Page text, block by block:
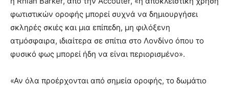
φωτιστικών οροφής μπορεί συχνά να δημιουργήσει
σκληρές σκιές και μια επίπεδη, μη φιλόξενη
ατμόσφαιρα, ιδιαίτερα σε σπίτια στο Λονδίνο όπου το
φυσικό φως μπορεί ήδη να είναι περιορισμένο».
«Αν όλα προέρχονται από σημεία οροφής, το δωμάτιο